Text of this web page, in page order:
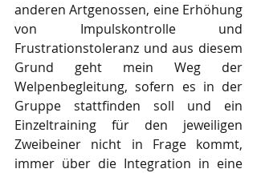
anderen Artgenossen, eine Erhöhung
von Impulskontrolle und
Frustrationstoleranz und aus diesem
Grund geht mein Weg der
Welpenbegleitung, sofern es in der
Gruppe stattfinden soll und ein
Einzeltraining für den jeweiligen
Zweibeiner nicht in Frage kommt,
immer über die Integration in eine